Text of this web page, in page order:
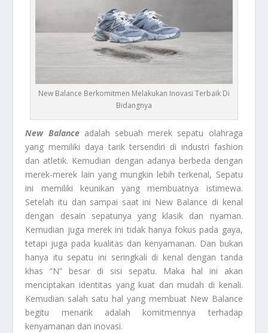
New Balance Berkomitmen Melakukan Inovasi Terbaik Di
Bidangnya
New Balanceadalah sebuah merek sepatu olahraga
yang memiliki daya tarik tersendiri di industri fashion
dan atletik. Kemudian dengan adanya berbeda dengan
merek-merek lain yang mungkin lebih terkenal, Sepatu
ini memiliki keunikan yang membuatnya istimewa.
Setelah itu dan sampai saat ini New Balance di kenal
dengan desain sepatunya yang klasik dan nyaman.
Kemudian juga merek ini tidak hanya fokus pada gaya,
tetapi juga pada kualitas dan kenyamanan. Dan bukan
hanya itu sepatu ini seringkali di kenal dengan tanda
khas “N” besar di sisi sepatu. Maka hal ini akan
menciptakan identitas yang kuat dan mudah di kenali.
Kemudian salah satu hal yang membuat New Balance
begitu menarik adalah komitmennya terhadap
kenyamanan dan inovasi.